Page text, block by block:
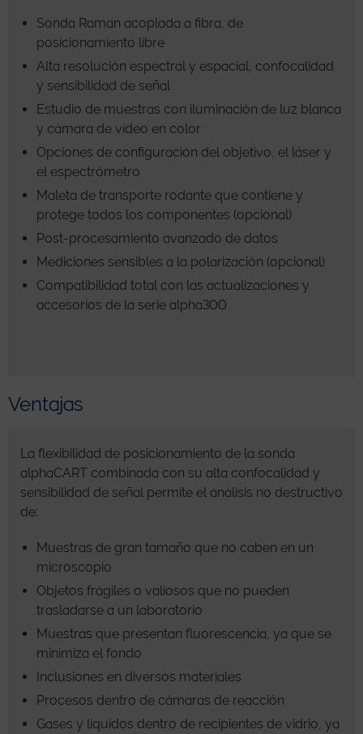
Sonda Raman acoplada a fibra, de
posicionamiento libre
Alta resolución espectral y espacial, confocalidad
y sensibilidad de señal
Estudio de muestras con iluminación de luz blanca
y cámara de vídeo en color
Opciones de configuración del objetivo, el láser y
el espectrómetro
Maleta de transporte rodante que contiene y
protege todos los componentes (opcional)
Post-procesamiento avanzado de datos
Mediciones sensibles a la polarización (opcional)
Compatibilidad total con las actualizaciones y
accesorios de la serie alpha300
Ventajas
La flexibilidad de posicionamiento de la sonda
alphaCART combinada con su alta confocalidad y
sensibilidad de señal permite el análisis no destructivo
de:
Muestras de gran tamaño que no caben en un
microscopio
Objetos frágiles o valiosos que no pueden
trasladarse a un laboratorio
Muestras que presentan fluorescencia, ya que se
minimiza el fondo
Inclusiones en diversos materiales
Procesos dentro de cámaras de reacción
Gases y líquidos dentro de recipientes de vidrio, ya